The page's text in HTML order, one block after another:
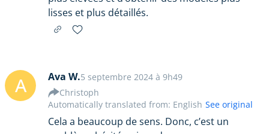
lisses et plus détaillés.
A Ava W.5 septembre 2024 à 9h49
Christoph
Cela a beaucoup de sens. Donc, c’est un
Automatically translated from: English See original